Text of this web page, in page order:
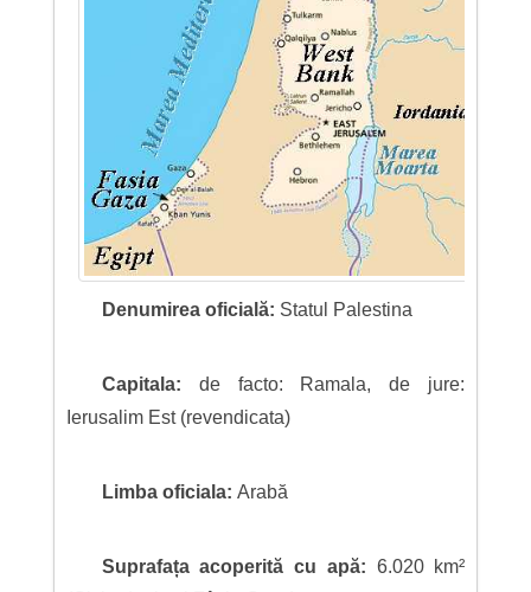
Denumirea oficială: Statul Palestina
Capitala: de facto: Ramala, de jure:
Ierusalim Est (revendicata)
Limba oficiala: Arabă
Suprafața acoperită cu apă: 6.020 km²